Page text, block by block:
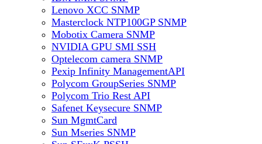
Lenovo XCC SNMP
Masterclock NTP100GP SNMP
Mobotix Camera SNMP
NVIDIA GPU SMI SSH
Optelecom camera SNMP
Pexip Infinity ManagementAPI
Polycom GroupSeries SNMP
Polycom Trio Rest API
Safenet Keysecure SNMP
Sun MgmtCard
Sun Mseries SNMP